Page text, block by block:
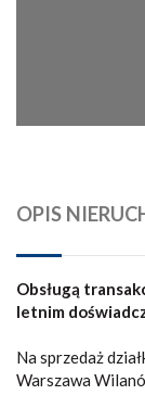
OPIS
Obsługą
letnim
Na sprzedaż
Warszawa